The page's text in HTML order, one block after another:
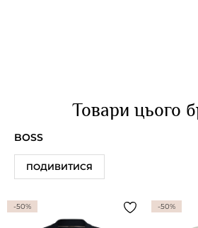
Товари цього
BOSS
ПОДИВИТИСЯ
-50% -50%